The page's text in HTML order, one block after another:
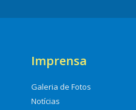
Imprensa
Galeria de Fotos
Notícias